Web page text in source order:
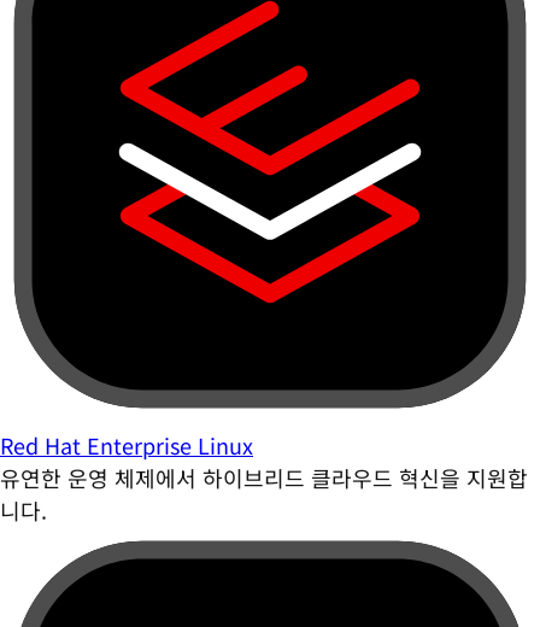
Red Hat Enterprise Linux
유연한 운영 체제에서 하이브리드 클라우드 혁신을 지원합
니다.